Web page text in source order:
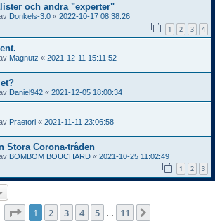
och andra "experter"
Donkels-3.0 « 2022-10-17 08:38:26
1 2 3 4
Magnutz « 2021-12-11 15:11:52
Daniel942 « 2021-12-05 18:00:34
Praetori « 2021-11-11 23:06:58
Stora Corona-tråden
BOMBOM BOUCHARD « 2021-10-25 11:02:49
1 2 3
Sida av 11
1 2 3 4 5 11